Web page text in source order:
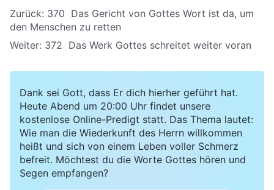
Zurück: 370 Das Gericht von Gottes Wort ist da, um
den Menschen zu retten
Weiter: 372 Das Werk Gottes schreitet weiter voran
Dank sei Gott, dass Er dich hierher geführt hat.
Heute Abend um 20:00 Uhr findet unsere
kostenlose Online-Predigt statt. Das Thema lautet:
Wie man die Wiederkunft des Herrn willkommen
heißt und sich von einem Leben voller Schmerz
befreit. Möchtest du die Worte Gottes hören und
Segen empfangen?